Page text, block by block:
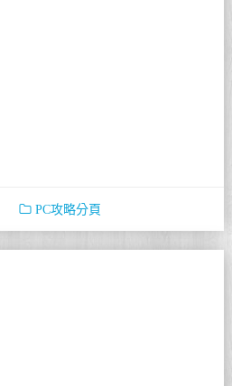
PC攻略分頁